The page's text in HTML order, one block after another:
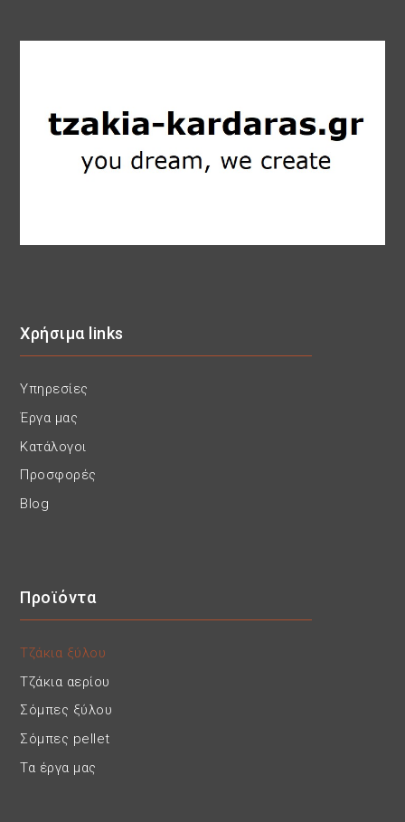
Χρήσιμα links
Υπηρεσίες
Έργα μας
Κατάλογοι
Προσφορές
Blog
Προϊόντα
Τζάκια ξύλου
Τζάκια αερίου
Σόμπες ξύλου
Σόμπες pellet
Τα έργα μας